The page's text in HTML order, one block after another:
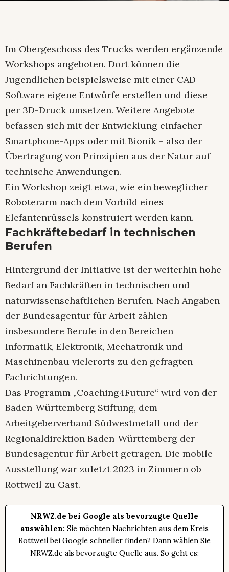
Im Obergeschoss des Trucks werden ergänzende
Workshops angeboten. Dort können die
Jugendlichen beispielsweise mit einer CAD-
Software eigene Entwürfe erstellen und diese
per 3D-Druck umsetzen. Weitere Angebote
befassen sich mit der Entwicklung einfacher
Smartphone-Apps oder mit Bionik – also der
Übertragung von Prinzipien aus der Natur auf
technische Anwendungen.
Ein Workshop zeigt etwa, wie ein beweglicher
Roboterarm nach dem Vorbild eines
Elefantenrüssels konstruiert werden kann.
Fachkräftebedarf in technischen
Berufen
Hintergrund der Initiative ist der weiterhin hohe
Bedarf an Fachkräften in technischen und
naturwissenschaftlichen Berufen. Nach Angaben
der Bundesagentur für Arbeit zählen
insbesondere Berufe in den Bereichen
Informatik, Elektronik, Mechatronik und
Maschinenbau vielerorts zu den gefragten
Fachrichtungen.
Das Programm „Coaching4Future“ wird von der
Baden-Württemberg Stiftung, dem
Arbeitgeberverband Südwestmetall und der
Regionaldirektion Baden-Württemberg der
Bundesagentur für Arbeit getragen. Die mobile
Ausstellung war zuletzt 2023 in Zimmern ob
Rottweil zu Gast.
NRWZ.de bei Google als bevorzugte Quelle
auswählen: Sie möchten Nachrichten aus dem Kreis
Rottweil bei Google schneller finden? Dann wählen Sie
NRWZ.de als bevorzugte Quelle aus. So geht es: